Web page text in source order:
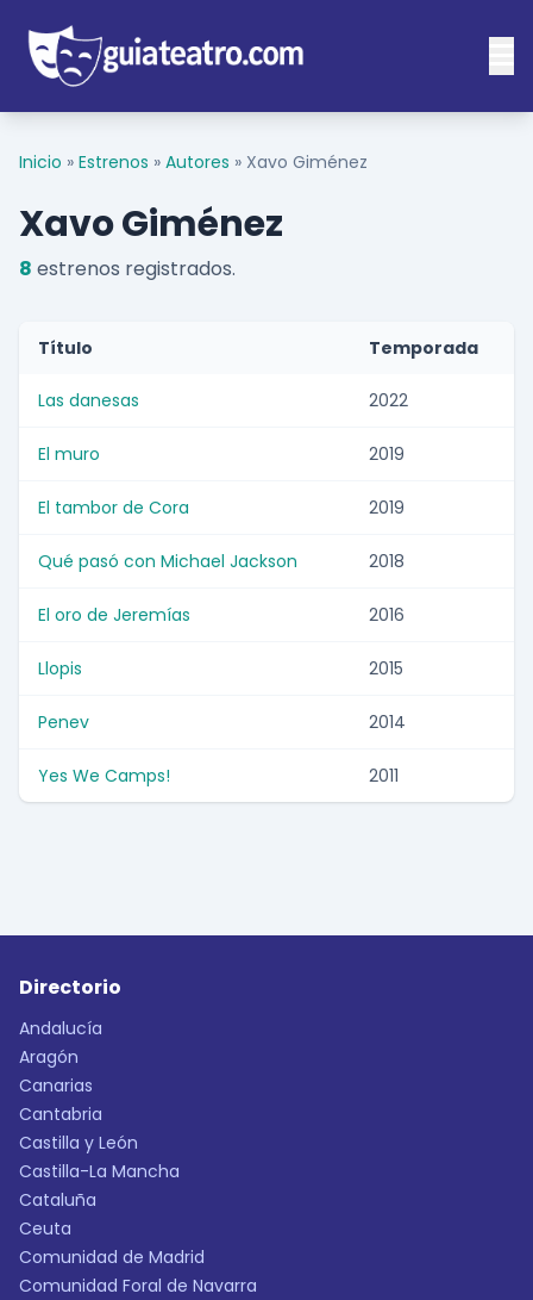
Inicio » Estrenos » Autores » Xavo Giménez
Xavo Giménez
8 estrenos registrados.
Título Temporada
Las danesas 2022
El muro 2019
El tambor de Cora 2019
Qué pasó con Michael Jackson 2018
El oro de Jeremías 2016
Llopis 2015
Penev 2014
Yes We Camps! 2011
Directorio
Andalucía
Aragón
Canarias
Cantabria
Castilla y León
Castilla-La Mancha
Cataluña
Ceuta
Comunidad de Madrid
Comunidad Foral de Navarra